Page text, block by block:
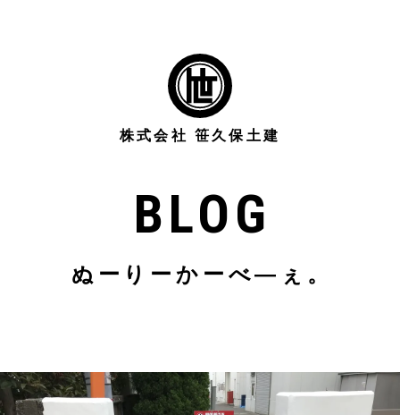
株式会社 笹久保土建
BLOG
ぬーりーかーべ―ぇ。